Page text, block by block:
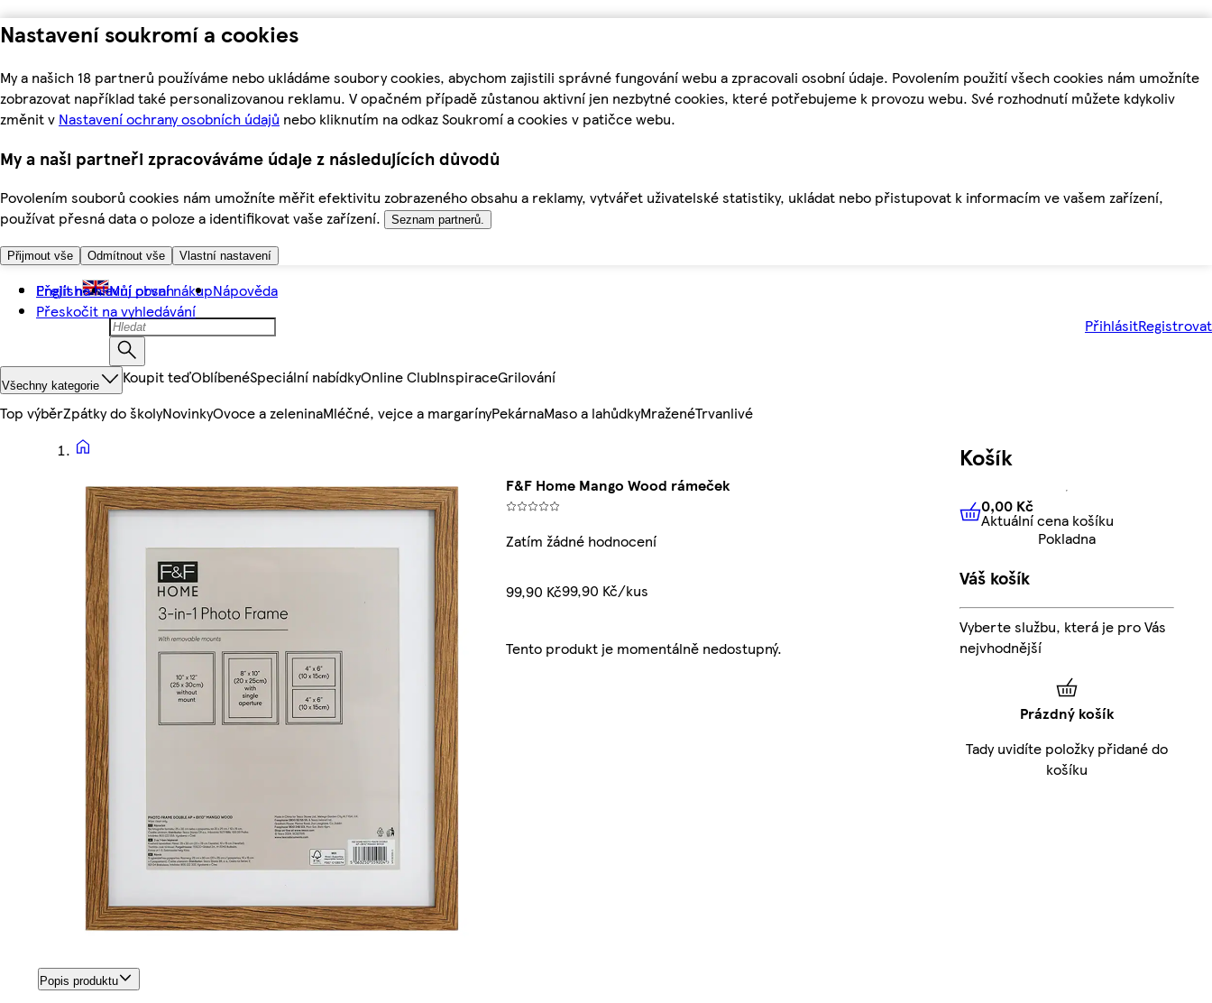
Nastavení soukromí a cookies
My a našich 18 partnerů používáme nebo ukládáme soubory cookies, abychom zajistili správné fungování webu a zpracovali osobní údaje. Povolením použití všech cookies nám umožníte
zobrazovat například také personalizovanou reklamu. V opačném případě zůstanou aktivní jen nezbytné cookies, které potřebujeme k provozu webu. Své rozhodnutí můžete kdykoliv
změnit v Nastavení ochrany osobních údajů nebo kliknutím na odkaz Soukromí a cookies v patičce webu.
My a naši partneři zpracováváme údaje z následujících důvodů
Povolením souborů cookies nám umožníte měřit efektivitu zobrazeného obsahu a reklamy, vytvářet uživatelské statistiky, ukládat nebo přistupovat k informacím ve vašem zařízení,
používat přesná data o poloze a identifikovat vaše zařízení.
Seznam partnerů.
Přijmout vše Odmítnout vše Vlastní nastavení
Přejít na hlavní obsah
Přeskočit na vyhledávání
English Můj první nákupNápověda
PřihlásitRegistrovat
Všechny kategorie Koupit teďOblíbenéSpeciální nabídkyOnline ClubInspiraceGrilování
Top výběrZpátky do školyNovinkyOvoce a zeleninaMléčné, vejce a margarínyPekárnaMaso a lahůdkyMraženéTrvanlivé
F&F Home Mango Wood rámeček
Zatím žádné hodnocení
99,90 Kč99,90 Kč/kus
Tento produkt je momentálně nedostupný.
Popis produktu
Košík
0,00 KčAktuální cena košíku
0,00 Kč
Aktuální cena košíku
Pokladna
Váš košík
Vyberte službu, která je pro Vás
nejvhodnější
Prázdný košík
Tady uvidíte položky přidané do
košíku